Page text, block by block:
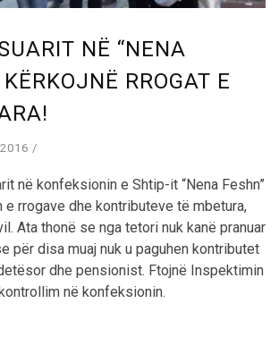
NË “NENA
RROGAT E
në konfeksionin e Shtip-it “Nena Feshn”
e rrogave dhe kontributeve të mbetura,
Ata thonë se nga tetori nuk kanë pranuar
për disa muaj nuk u paguhen kontributet
dhe pensionist. Ftojnë Inspektimin
në konfeksionin.